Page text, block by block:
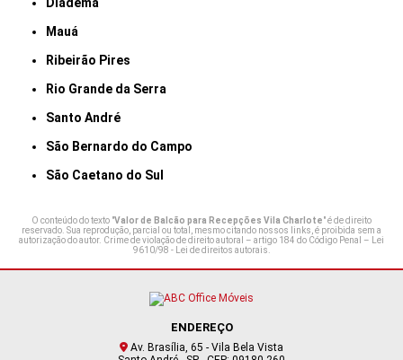
Diadema
Mauá
Ribeirão Pires
Rio Grande da Serra
Santo André
São Bernardo do Campo
São Caetano do Sul
O conteúdo do texto "Valor de Balcão para Recepções Vila Charlote" é de direito
reservado. Sua reprodução, parcial ou total, mesmo citando nossos links, é proibida sem a
autorização do autor. Crime de violação de direito autoral – artigo 184 do Código Penal – Lei
9610/98 - Lei de direitos autorais.
ENDEREÇO
Av. Brasília, 65 - Vila Bela Vista